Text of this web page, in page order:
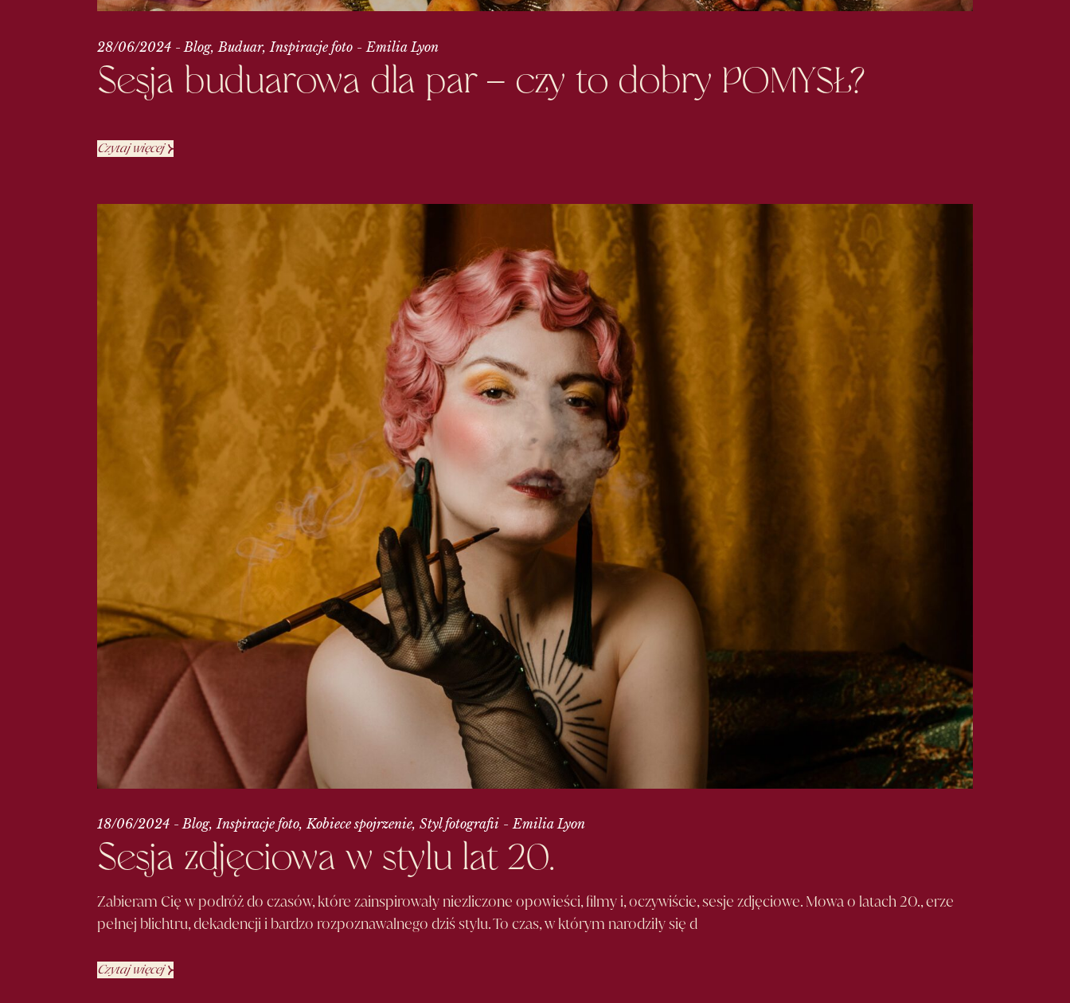
28/06/2024 Blog Buduar Inspiracje foto Emilia Lyon
Sesja buduarowa dla par – czy to dobry POMYSŁ?
Czytaj więcej
18/06/2024 Blog Inspiracje foto Kobiece spojrzenie Styl fotografii Emilia Lyon
Sesja zdjęciowa w stylu lat20.
Zabieram Cię w podróż do czasów, które zainspirowały niezliczone opowieści, filmy i, oczywiście, sesje zdjęciowe. Mowa o latach 20., erze
pełnej blichtru, dekadencji i bardzo rozpoznawalnego dziś stylu. To czas, w którym narodziły się d
Czytaj więcej